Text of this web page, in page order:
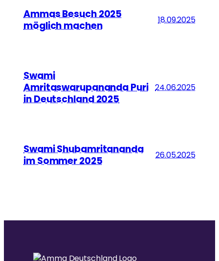
Ammas Besuch 2025
möglich machen
18.09.2025
Swami
Amritaswarupananda Puri
in Deutschland 2025
24.06.2025
Swami Shubamritananda
im Sommer 2025
26.05.2025